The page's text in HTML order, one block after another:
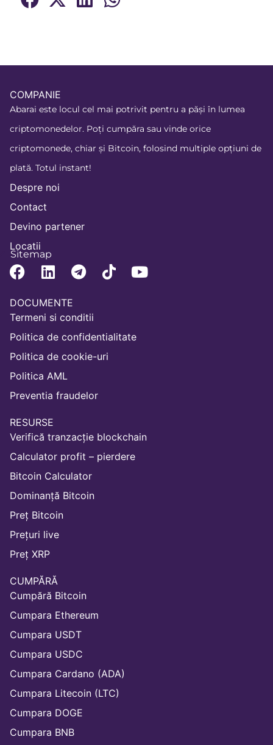
COMPANIE
Abarai este locul cel mai potrivit pentru a păși în lumea
criptomonedelor. Poți cumpăra sau vinde orice
criptomonede, chiar și Bitcoin, folosind multiple opțiuni de
plată. Totul instant!
Despre noi
Contact
Devino partener
Locatii
Sitemap
DOCUMENTE
Termeni si conditii
Politica de confidentialitate
Politica de cookie-uri
Politica AML
Preventia fraudelor
RESURSE
Verifică tranzacție blockchain
Calculator profit – pierdere
Bitcoin Calculator
Dominanță Bitcoin
Preț Bitcoin
Prețuri live
Preț XRP
CUMPĂRĂ
Cumpără Bitcoin
Cumpara Ethereum
Cumpara USDT
Cumpara USDC
Cumpara Cardano (ADA)
Cumpara Litecoin (LTC)
Cumpara DOGE
Cumpara BNB